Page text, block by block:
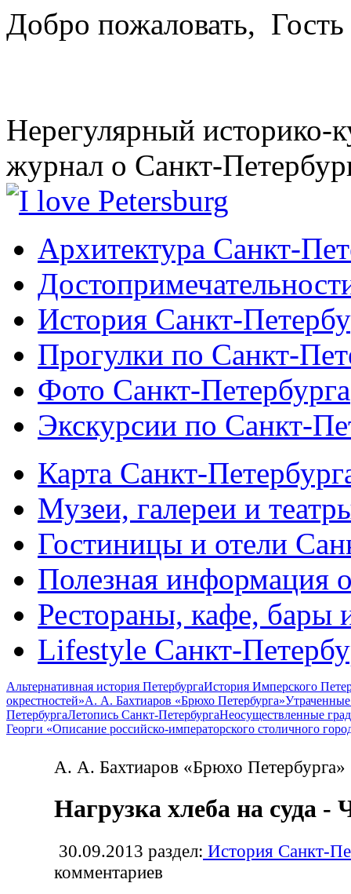
Добро пожаловать, Гость
Нерегулярный историко-
журнал о Санкт-
Архитектура Санкт-
История Санкт-
Прогулки по Санкт-
Фото Санкт-Петербурга
Экскурсии по Санкт-
Карта Санкт-
Музеи, галереи и
Гостиницы и отели
Полезная информация
Рестораны, кафе, бары
Lifestyle Санкт-
Альтернативная история ПетербургаИстория Имперского
окрестностей»А. А. Бахтиаров «Брюхо Петербурга»
ПетербургаЛетопись Санкт-ПетербургаНеосуществленные
Георги «Описание российско-императорского столичного
А. А. Бахтиаров «Брюхо Петербурга»
Нагрузка хлеба на суда -
30.09.2013 раздел: История Санкт-
комментариев